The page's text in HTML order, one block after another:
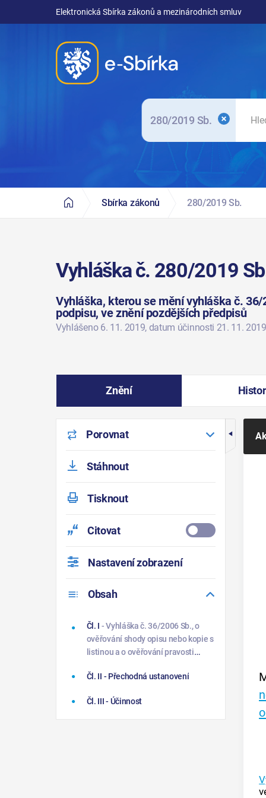
Elektronická Sbírka zákonů a mezinárodních smluv
280/2019 Sb.
Sbírka zákonů 280/2019 Sb.
Vyhláška č. 280/2019
Vyhláška, kterou se mění vyhláška č.
podpisu, ve znění pozdějších předpisů
Vyhlášeno 6. 11. 2019, datum účinnosti 21. 11. 2019
Znění
Porovnat
Stáhnout
Tisknout
Citovat
Nastavení zobrazení
Obsah
Čl. I - Vyhláška č. 36/2006 Sb., o
ověřování shody opisu nebo kopie s
listinou a o ověřování pravosti
331/2006 Sb., vyhlášky č. 390/2007
vyhlášky č. 15/2009 Sb., vyhlášky č.
Čl. II - Přechodná ustanovení
Čl. III- Účinnost